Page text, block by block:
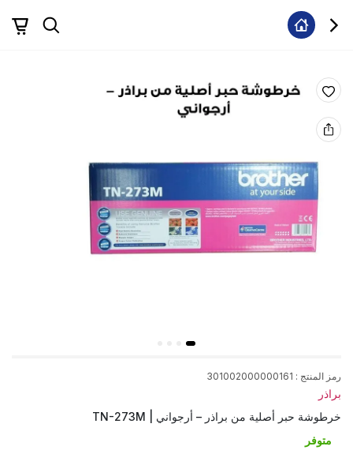
رمز المنتج :
301002000000161
براذر
خرطوشة حبر أصلية من براذر – أرجواني | TN-273M
متوفر